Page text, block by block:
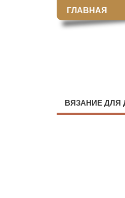
ГЛАВНАЯ
ВЯЗАНИЕ ДЛЯ